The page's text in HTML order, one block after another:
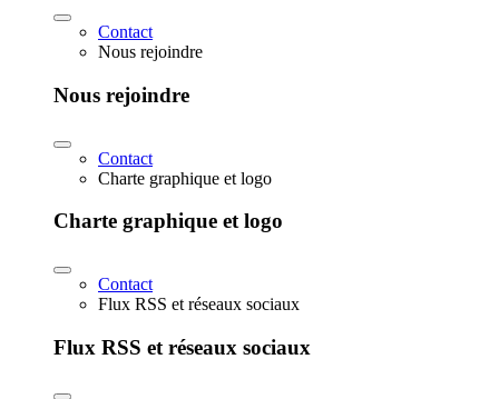
Contact
Nous rejoindre
Nous rejoindre
Contact
Charte graphique et logo
Charte graphique et logo
Contact
Flux RSS et réseaux sociaux
Flux RSS et réseaux sociaux